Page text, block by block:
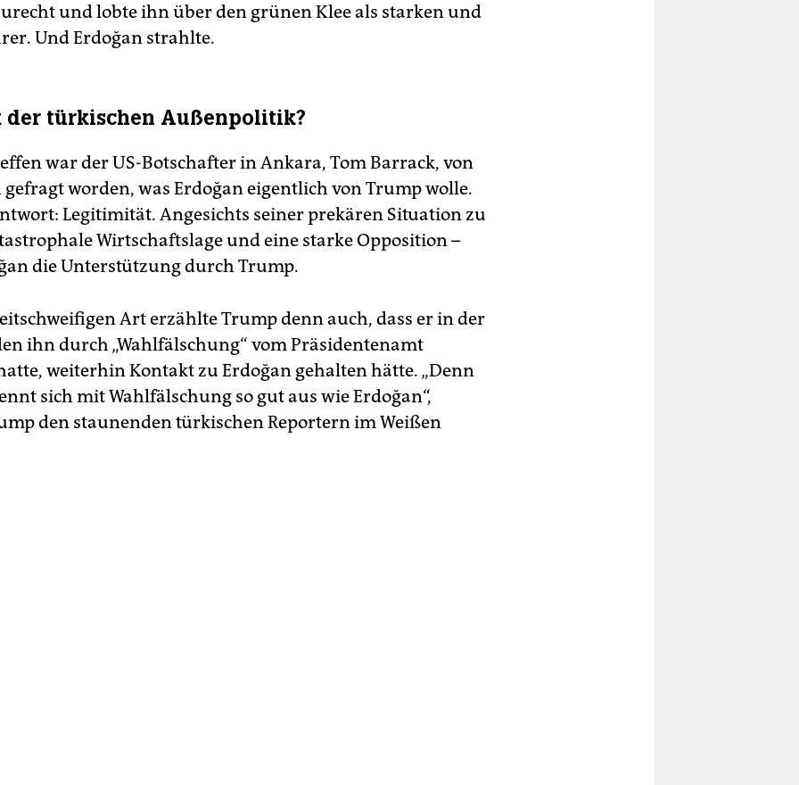
und lobte ihn über den grünen Klee als starken und
Und Erdoğan strahlte.
der türkischen Außenpolitik?
war der US-Botschafter in Ankara, Tom Barrack, von
gefragt worden, was Erdoğan eigentlich von Trump wolle.
Legitimität. Angesichts seiner prekären Situation zu
Wirtschaftslage und eine starke Opposition –
die Unterstützung durch Trump.
Art erzählte Trump denn auch, dass er in der
ihn durch „Wahlfälschung“ vom Präsidentenamt
weiterhin Kontakt zu Erdoğan gehalten hätte. „Denn
sich mit Wahlfälschung so gut aus wie Erdoğan“,
den staunenden türkischen Reportern im Weißen